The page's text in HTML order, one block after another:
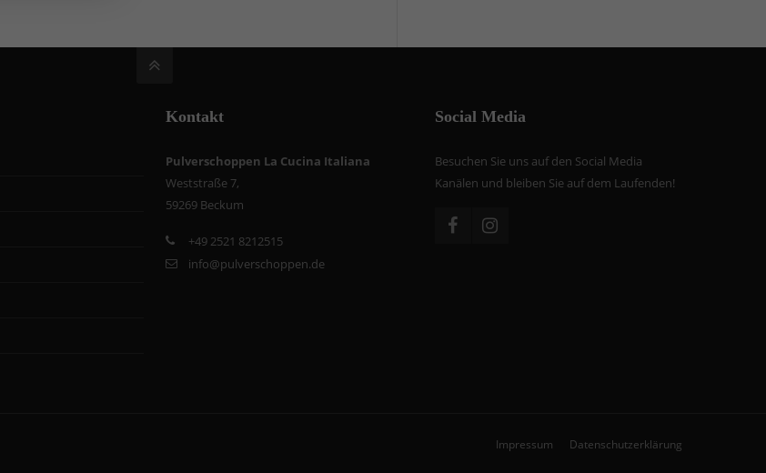
Kontakt
Pulverschoppen La Cucina Italiana
Weststraße 7,
59269 Beckum
+49 2521 8212515
info@pulverschoppen.de
Social Media
Besuchen Sie uns auf den Social Media
Kanälen und bleiben Sie auf dem Laufenden!
Impressum Datenschutzerklärung